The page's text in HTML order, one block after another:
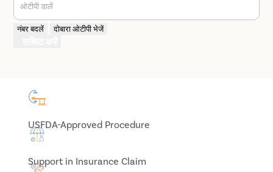
ओटीपी डालें
नंबर बदलें दोबारा ओटीपी भेजें
USFDA-Approved Procedure
Support in Insurance Claim